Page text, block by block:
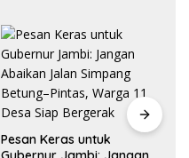
Mazlan Bantah Isu
Pengalihan Anggaran